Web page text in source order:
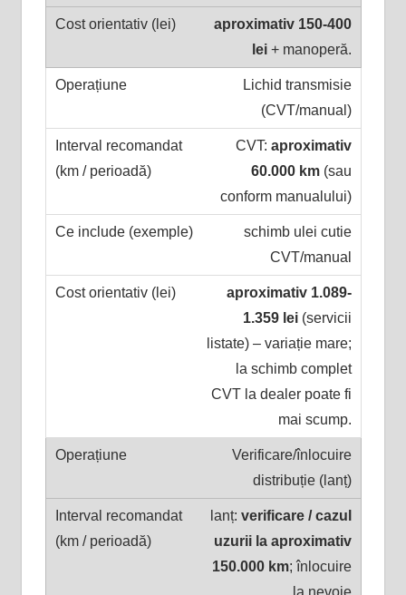
aproximativ 150-400
lei+ manoperă.
Lichid transmisie
(CVT/manual)
CVT: aproximativ
60.000 km(sau
conform manualului)
schimb ulei cutie
CVT/manual
aproximativ 1.089-
1.359 lei(servicii
listate) – variație mare;
la schimb complet
CVT la dealer poate fi
mai scump.
Verificare/înlocuire
distribuție (lanț)
lanț: verificare / cazul
uzurii la aproximativ
150.000 km; înlocuire
la nevoie